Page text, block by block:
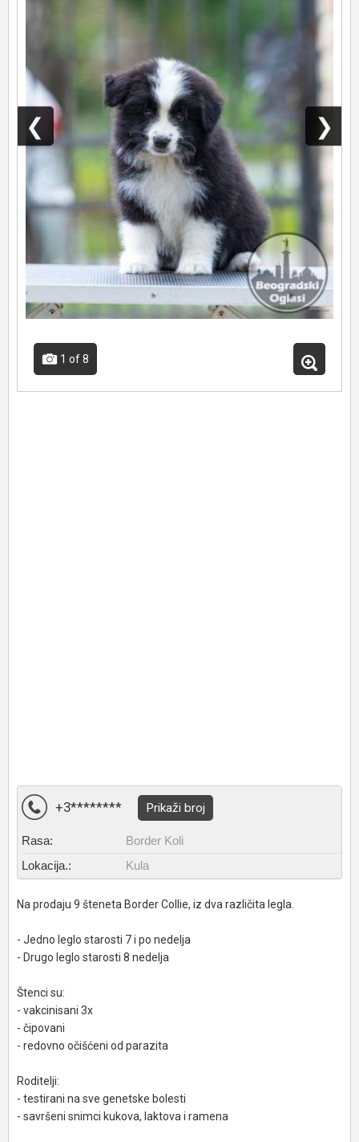
❮ ❯
1 of 8
+3******** Prikaži broj
Rasa:
Border Koli
Lokacija.:
Kula
Na prodaju 9 šteneta Border Collie, iz dva različita legla.
- Jedno leglo starosti 7 i po nedelja
- Drugo leglo starosti 8 nedelja
Štenci su:
- vakcinisani 3x
- čipovani
- redovno očišćeni od parazita
Roditelji:
- testirani na sve genetske bolesti
- savršeni snimci kukova, laktova i ramena